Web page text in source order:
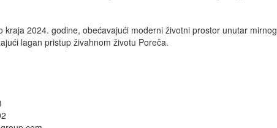
kraja 2024. godine, obećavajući moderni životni prostor unutar mirnog
lagan pristup živahnom životu Poreča.